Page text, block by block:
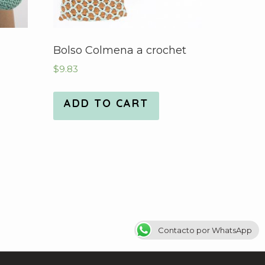
Bolso Colmena a crochet
$9.83
ADD TO CART
Contacto por WhatsApp